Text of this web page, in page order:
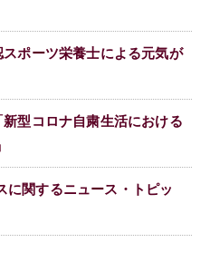
スポーツ栄養士による元気が
型コロナ自粛生活における
に関するニュース・トピッ